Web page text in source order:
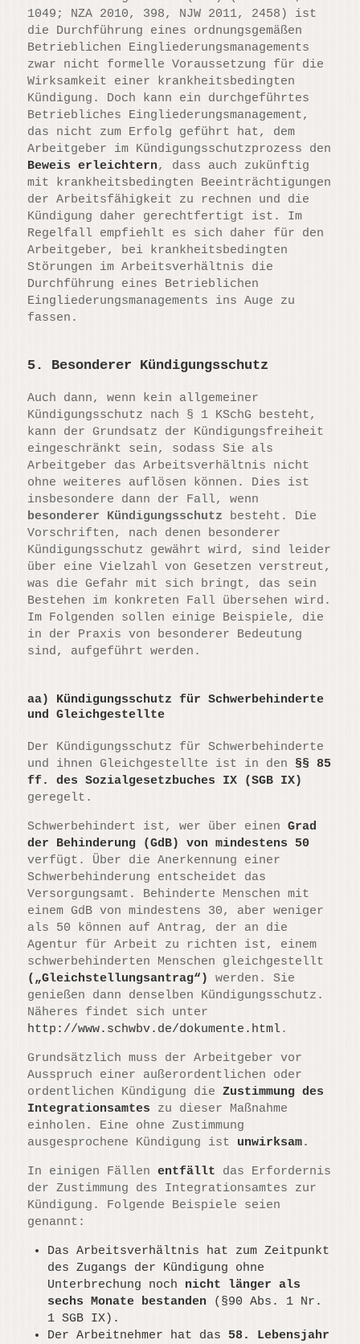
1049; NZA 2010, 398, NJW 2011, 2458) ist
die Durchführung eines ordnungsgemäßen
Betrieblichen Eingliederungsmanagements
zwar nicht formelle Voraussetzung für die
Wirksamkeit einer krankheitsbedingten
Kündigung. Doch kann ein durchgeführtes
Betriebliches Eingliederungsmanagement,
das nicht zum Erfolg geführt hat, dem
Arbeitgeber im Kündigungsschutzprozess den
Beweis erleichtern, dass auch zukünftig
mit krankheitsbedingten Beeinträchtigungen
der Arbeitsfähigkeit zu rechnen und die
Kündigung daher gerechtfertigt ist. Im
Regelfall empfiehlt es sich daher für den
Arbeitgeber, bei krankheitsbedingten
Störungen im Arbeitsverhältnis die
Durchführung eines Betrieblichen
Eingliederungsmanagements ins Auge zu
fassen.
5. Besonderer Kündigungsschutz
Auch dann, wenn kein allgemeiner
Kündigungsschutz nach § 1 KSchG besteht,
kann der Grundsatz der Kündigungsfreiheit
eingeschränkt sein, sodass Sie als
Arbeitgeber das Arbeitsverhältnis nicht
ohne weiteres auflösen können. Dies ist
insbesondere dann der Fall, wenn
besonderer Kündigungsschutz besteht. Die
Vorschriften, nach denen besonderer
Kündigungsschutz gewährt wird, sind leider
über eine Vielzahl von Gesetzen verstreut,
was die Gefahr mit sich bringt, das sein
Bestehen im konkreten Fall übersehen wird.
Im Folgenden sollen einige Beispiele, die
in der Praxis von besonderer Bedeutung
sind, aufgeführt werden.
aa)
Kündigungsschutz für Schwerbehinderte
und Gleichgestellte
Der Kündigungsschutz für Schwerbehinderte
und ihnen Gleichgestellte ist in den §§ 85
ff. des Sozialgesetzbuches IX (SGB IX)
geregelt.
Schwerbehindert ist, wer über einenGrad
der Behinderung (GdB) von mindestens 50
verfügt. Über die Anerkennung einer
Schwerbehinderung entscheidet das
Versorgungsamt. Behinderte Menschen mit
einem GdB von mindestens 30, aber weniger
als 50 können auf Antrag, der an die
Agentur für Arbeit zu richten ist, einem
schwerbehinderten Menschen gleichgestellt
(„Gleichstellungsantrag“)
werden. Sie
genießen dann denselben Kündigungsschutz.
Näheres findet sich unter
http://www.schwbv.de/dokumente.html.
Grundsätzlich muss der Arbeitgeber vor
Ausspruch einer außerordentlichen oder
ordentlichen Kündigung dieZustimmung des
Integrationsamtes zu dieser Maßnahme
einholen. Eine ohne Zustimmung
ausgesprochene Kündigung ist unwirksam.
In einigen Fällenentfällt das Erfordernis
der Zustimmung des Integrationsamtes zur
Kündigung. Folgende Beispiele seien
genannt:
Das Arbeitsverhältnis hat zum Zeitpunkt
des Zugangs der Kündigung ohne
Unterbrechung noch nicht länger als
sechs Monate bestanden (§90 Abs. 1 Nr.
1 SGB IX).
Der Arbeitnehmer hat das 58. Lebensjahr